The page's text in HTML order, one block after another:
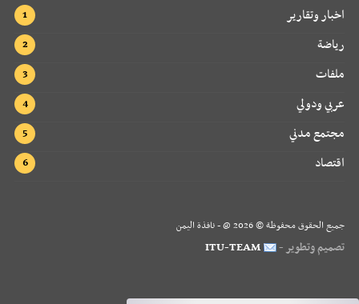
اخبار وتقارير
رياضة
ملفات
عربي ودولي
مجتمع مدني
اقتصاد
جميع الحقوق محفوظة ©2026 @ - نافذة اليمن
تصميم وتطوير - ITU-TEAM